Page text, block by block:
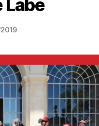
Labe
Autor
o
a
o